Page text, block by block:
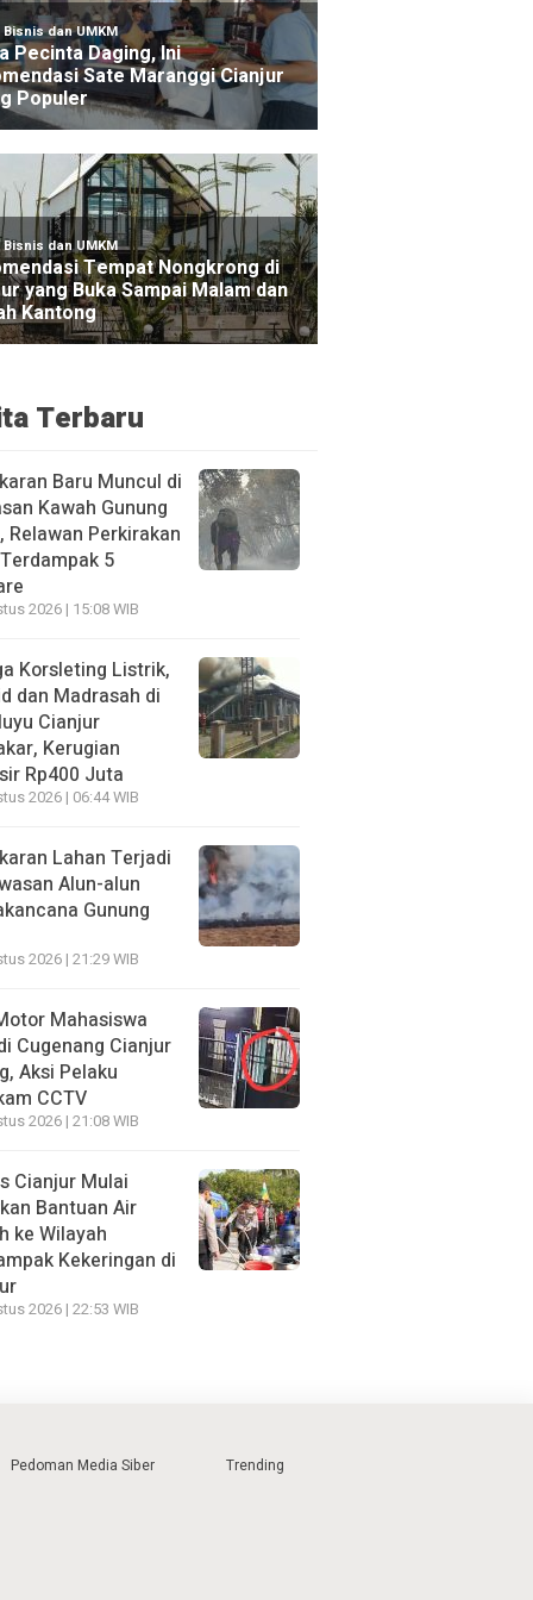
Terbaru
Baru Muncul di
Kawah Gunung
Relawan Perkirakan
5
2026 | 15:08 WIB
Korsleting Listrik,
dan Madrasah di
Cianjur
Kerugian
Rp400 Juta
2026 | 06:44 WIB
Lahan Terjadi
Alun-alun
Gunung
2026 | 21:29 WIB
Mahasiswa
Cugenang Cianjur
Aksi Pelaku
CCTV
2026 | 21:08 WIB
Cianjur Mulai
Bantuan Air
ke Wilayah
Kekeringan di
2026 | 22:53 WIB
Pedoman Media Siber Trending